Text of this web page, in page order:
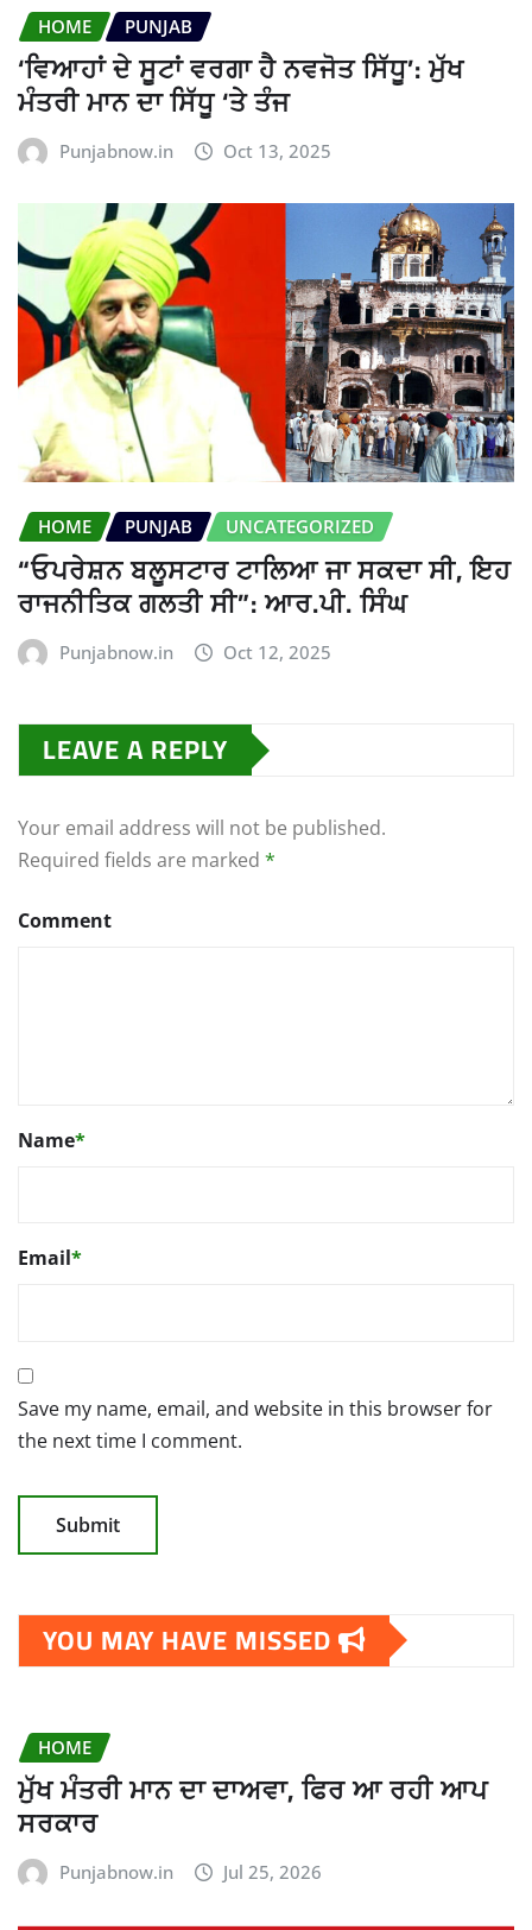
HOME PUNJAB
‘ਵਿਆਹਾਂ ਦੇ ਸੂਟਾਂ ਵਰਗਾ ਹੈ ਨਵਜੋਤ ਸਿੱਧੂ’: ਮੁੱਖ
ਮੰਤਰੀ ਮਾਨ ਦਾ ਸਿੱਧੂ ‘ਤੇ ਤੰਜ
Punjabnow.in Oct 13, 2025
HOME PUNJAB UNCATEGORIZED
“ਓਪਰੇਸ਼ਨ ਬਲੂਸਟਾਰ ਟਾਲਿਆ ਜਾ ਸਕਦਾ ਸੀ, ਇਹ
ਰਾਜਨੀਤਿਕ ਗਲਤੀ ਸੀ”: ਆਰ.ਪੀ. ਸਿੰਘ
Punjabnow.in Oct 12, 2025
LEAVE A REPLY
Your email address will not be published.
Required fields are marked *
Comment
Name*
Email*
Save my name, email, and website in this browser for
the next time I comment.
YOU MAY HAVE MISSED
HOME
ਮੁੱਖ ਮੰਤਰੀ ਮਾਨ ਦਾ ਦਾਅਵਾ, ਫਿਰ ਆ ਰਹੀ ਆਪ
ਸਰਕਾਰ
Punjabnow.in Jul 25, 2026